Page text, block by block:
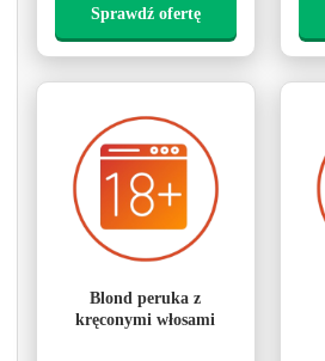
Sprawdź ofertę
Blond peruka z
kręconymi włosami